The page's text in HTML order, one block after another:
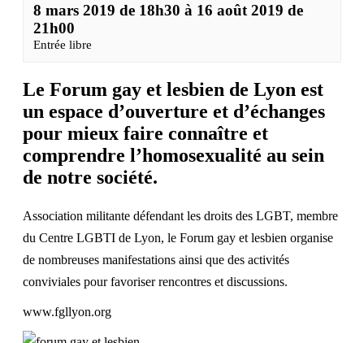
8 mars 2019 de 18h30 à 16 août 2019 de
21h00
Entrée libre
Le Forum gay et lesbien de Lyon est
un espace d’ouverture et d’échanges
pour mieux faire connaître et
comprendre l’homosexualité au sein
de notre société.
Association militante défendant les droits des LGBT, membre
du Centre LGBTI de Lyon, le Forum gay et lesbien organise
de nombreuses manifestations ainsi que des activités
conviviales pour favoriser rencontres et discussions.
www.fgllyon.org